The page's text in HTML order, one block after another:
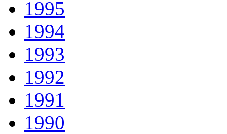
1995
1994
1993
1992
1991
1990